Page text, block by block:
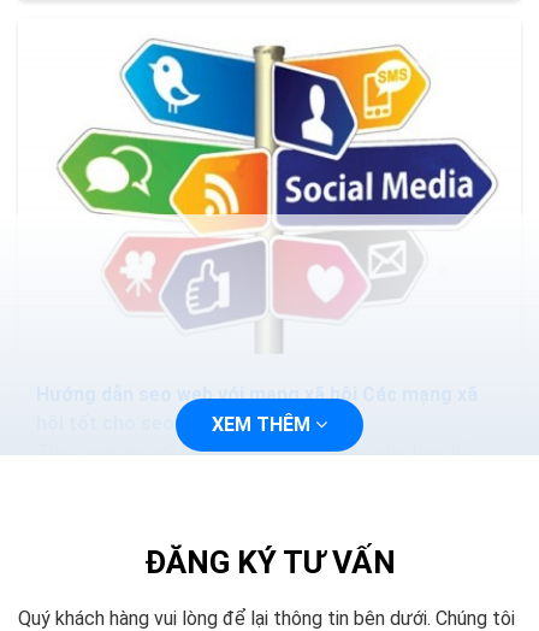
Hướng dẫn seo web với mạng xã hội Các mạng xã
Thực ra mạng xã hội Twitter cũng giống như bao tử
XEM THÊM
ĐĂNG KÝ TƯ VẤN
Quý khách hàng vui lòng để lại thông tin bên dưới. Chúng tôi